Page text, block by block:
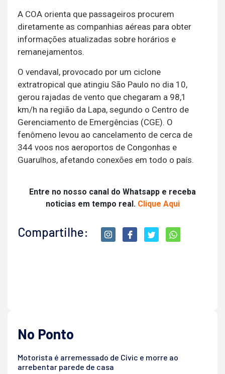
A COA orienta que passageiros procurem
diretamente as companhias aéreas para obter
informações atualizadas sobre horários e
remanejamentos.
O vendaval, provocado por um ciclone
extratropical que atingiu São Paulo no dia 10,
gerou rajadas de vento que chegaram a 98,1
km/h na região da Lapa, segundo o Centro de
Gerenciamento de Emergências (CGE). O
fenômeno levou ao cancelamento de cerca de
344 voos nos aeroportos de Congonhas e
Guarulhos, afetando conexões em todo o país.
Entre no nosso canal do Whatsapp e receba
noticias em tempo real. Clique Aqui
Compartilhe:
No Ponto
Motorista é arremessado de Civic e morre ao
arrebentar parede de casa